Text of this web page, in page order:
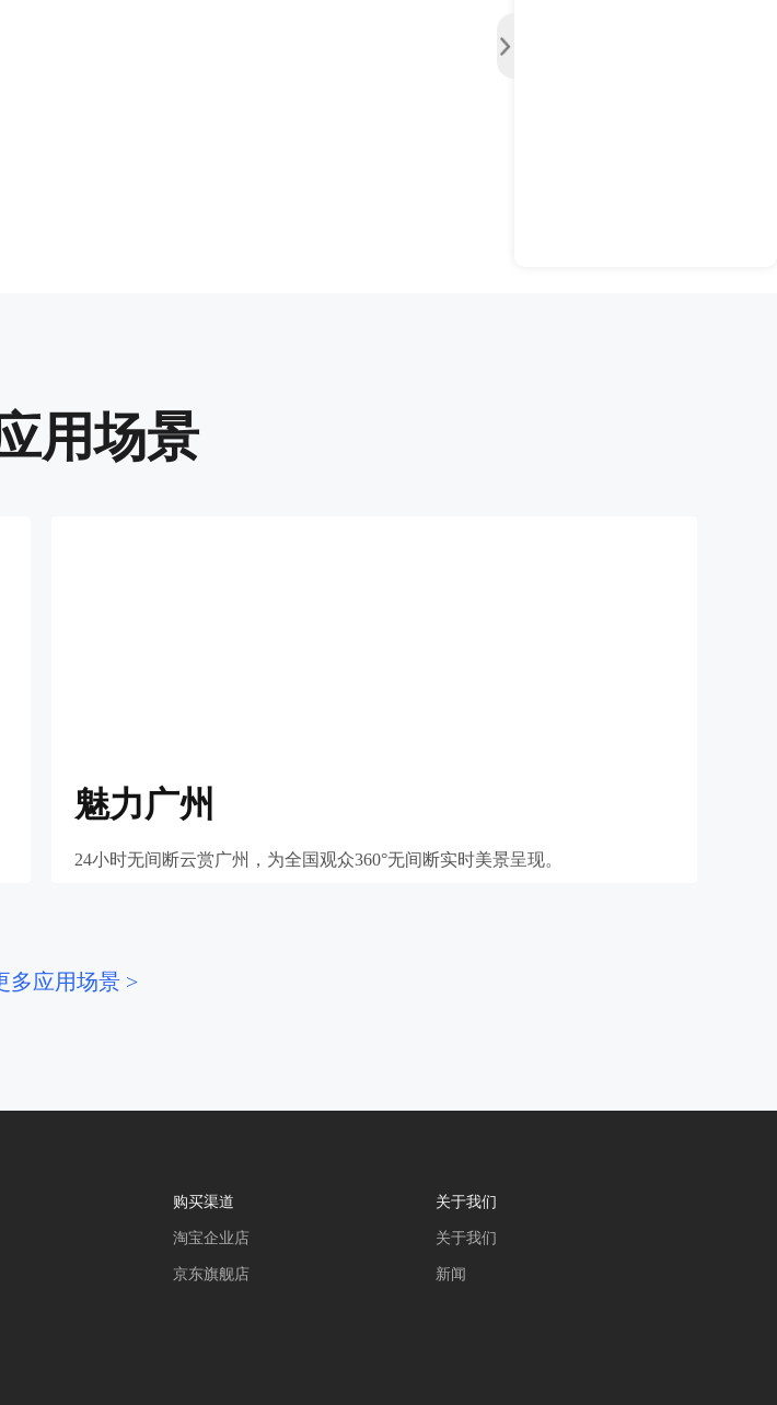
用场景
魅力广州
24小时无间断云赏广州，为全国观众360°无间断实时美景呈现。
多应用场景 >
购买渠道
淘宝企业店
京东旗舰店
关于我们
关于我们
新闻